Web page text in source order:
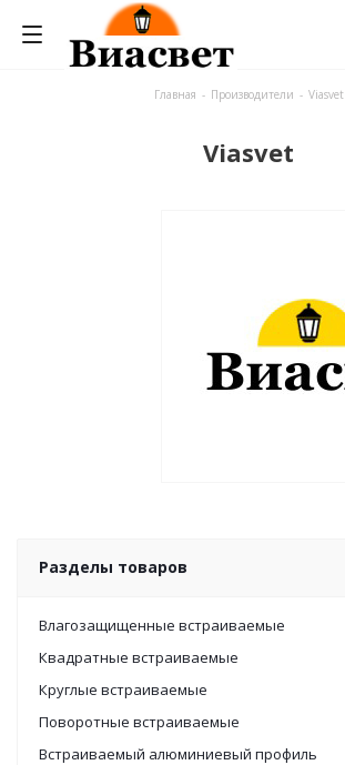
Главная - Производители - Viasvet
Viasvet
Разделы товаров
Влагозащищенные встраиваемые
Квадратные встраиваемые
Круглые встраиваемые
Поворотные встраиваемые
Встраиваемый алюминиевый профиль